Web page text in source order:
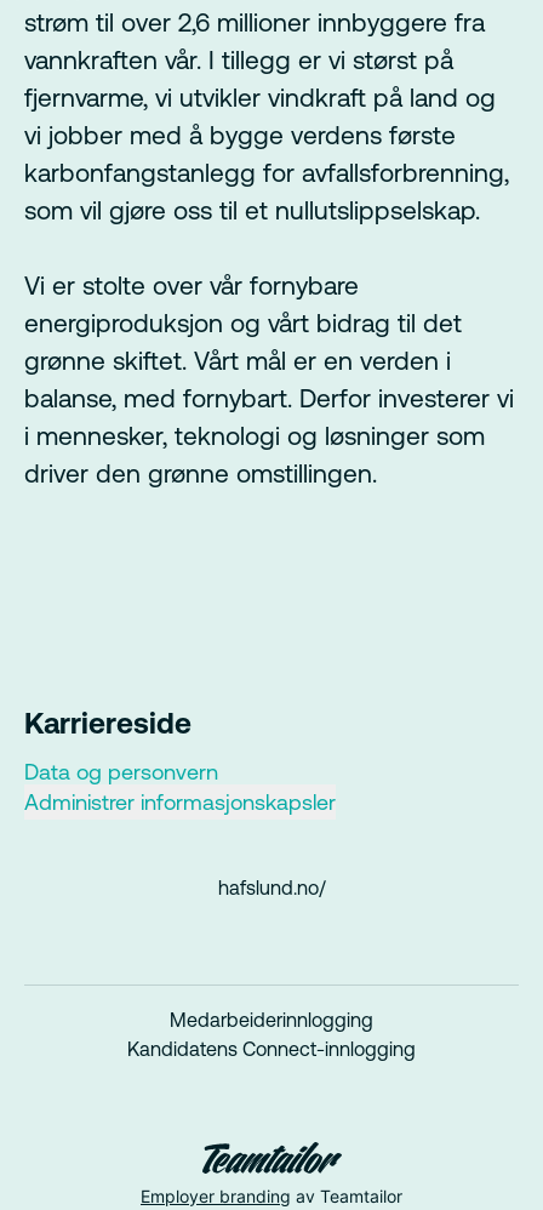
strøm til over 2,6 millioner innbyggere fra
vannkraften vår. I tillegg er vi størst på
fjernvarme, vi utvikler vindkraft på land og
vi jobber med å bygge verdens første
karbonfangstanlegg for avfallsforbrenning,
som vil gjøre oss til et nullutslippselskap.
Vi er stolte over vår fornybare
energiproduksjon og vårt bidrag til det
grønne skiftet. Vårt mål er en verden i
balanse, med fornybart. Derfor investerer vi
i mennesker, teknologi og løsninger som
driver den grønne omstillingen.
Karriereside
Data og personvern
Administrer informasjonskapsler
hafslund.no/
Medarbeiderinnlogging
Kandidatens Connect-innlogging
Employer branding av Teamtailor